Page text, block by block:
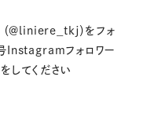
＠liniere_tkj）をフォ
Instagramフォロワー
してください